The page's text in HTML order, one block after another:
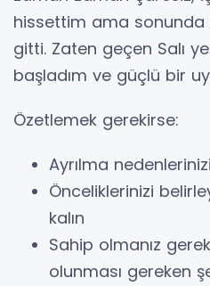
hissettim ama sonunda
gitti. Zaten geçen Salı
başladım ve güçlü bir
Özetlemek gerekirse:
Ayrılma
Önceliklerinizi
kalın
Sahip olmanız
olunması gereken